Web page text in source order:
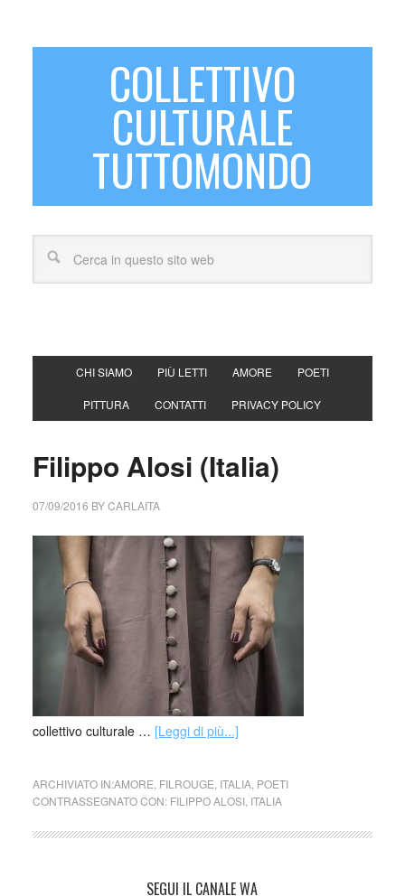
COLLETTIVO
CULTURALE
TUTTOMONDO
CHI SIAMO PIÙ LETTI AMORE POETI
PITTURA CONTATTI PRIVACY POLICY
Filippo Alosi (Italia)
07/09/2016 BYCARLAITA
collettivo culturale … [Leggi di più...]
ARCHIVIATO IN:AMORE FILROUGE ITALIA, POETI
CONTRASSEGNATO CON: FILIPPO ALOSI, ITALIA
SEGUI IL CANALE WA